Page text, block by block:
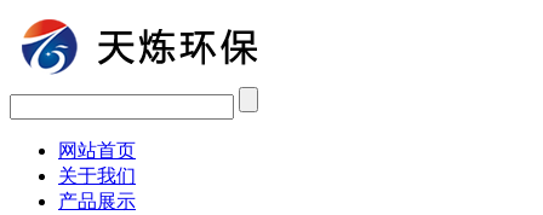
网站首页
关于我们
产品展示